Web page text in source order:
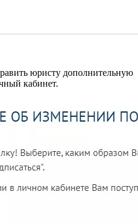
юристу дополнительную
кабинет.